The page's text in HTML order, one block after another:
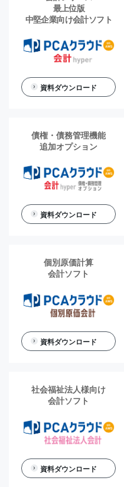
最上位版
中堅企業向け会計ソフト
資料ダウンロード
債権・債務管理機能
追加オプション
資料ダウンロード
個別原価計算
会計ソフト
資料ダウンロード
社会福祉法人様向け
会計ソフト
資料ダウンロード